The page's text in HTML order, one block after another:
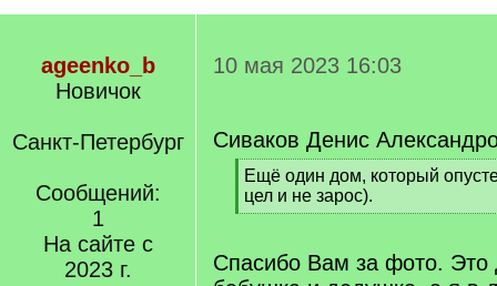
ageenko_b
Новичок
Санкт-Петербург
Сообщений:
1
На сайте с
2023 г.
10 мая 2023 16:03
Сиваков Денис
[
q
]
Ещё один дом, который
цел и не зарос).
[
q
]
Спасибо Вам за фото.